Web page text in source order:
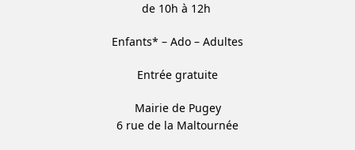
de 10h à 12h
Enfants* – Ado – Adultes
Entrée gratuite
Mairie de Pugey
6 rue de la Maltournée